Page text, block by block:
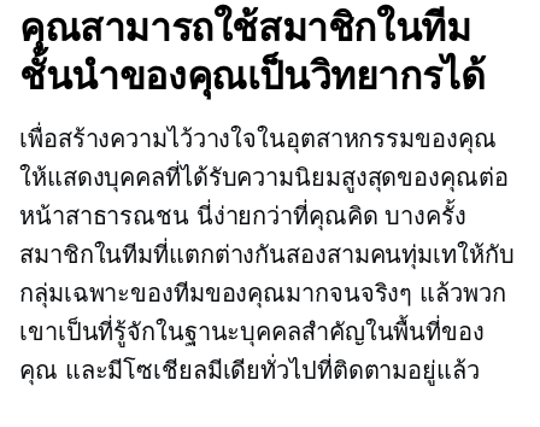
คุณสามารถใช้สมาชิกในทีม
ชั้นนำของคุณเป็นวิทยากรได้
เพื่อสร้างความไว้วางใจในอุตสาหกรรมของคุณ
ให้แสดงบุคคลที่ได้รับความนิยมสูงสุดของคุณต่อ
หน้าสาธารณชน นี่ง่ายกว่าที่คุณคิด บางครั้ง
สมาชิกในทีมที่แตกต่างกันสองสามคนทุ่มเทให้กับ
กลุ่มเฉพาะของทีมของคุณมากจนจริงๆ แล้วพวก
เขาเป็นที่รู้จักในฐานะบุคคลสำคัญในพื้นที่ของ
คุณ และมีโซเชียลมีเดียทั่วไปที่ติดตามอยู่แล้ว